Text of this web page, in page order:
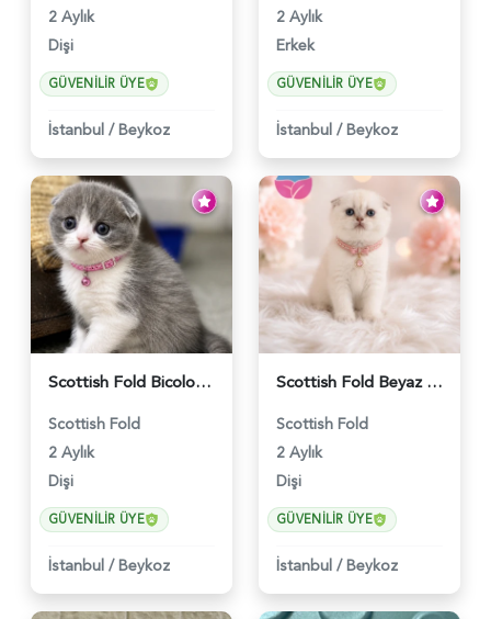
2 Aylık
Dişi
GÜVENILIR ÜYE
İstanbul / Beykoz
2 Aylık
Erkek
GÜVENILIR ÜYE
İstanbul / Beykoz
Scottish Fold Bicolor Lilac Dişi - 6014
Scottish Fold
2 Aylık
Dişi
GÜVENILIR ÜYE
İstanbul / Beykoz
Scottish Fold Beyaz Güzellik 2 Aylık - 4690
Scottish Fold
2 Aylık
Dişi
GÜVENILIR ÜYE
İstanbul / Beykoz